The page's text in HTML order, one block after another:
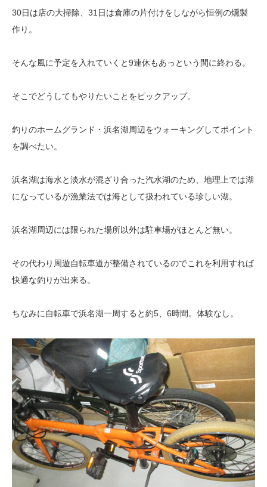
30日は店の大掃除、31日は倉庫の片付けをしながら恒例の燻製
作り。
そんな風に予定を入れていくと9連休もあっという間に終わる。
そこでどうしてもやりたいことをピックアップ。
釣りのホームグランド・浜名湖周辺をウォーキングしてポイント
を調べたい。
浜名湖は海水と淡水が混ざり合った汽水湖のため、地理上では湖
になっているが漁業法では海として扱われている珍しい湖。
浜名湖周辺には限られた場所以外は駐車場がほとんど無い。
その代わり周遊自転車道が整備されているのでこれを利用すれば
快適な釣りが出来る。
ちなみに自転車で浜名湖一周すると約5、6時間。体験なし。